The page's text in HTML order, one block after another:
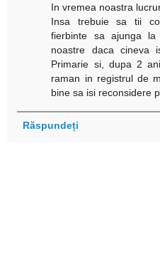
In vremea noastra
Insa trebuie sa tii
fierbinte sa ajunga
noastre daca cineva
Primarie si, dupa 2
raman in registrul de
bine sa isi reconsidere
Răspundeți